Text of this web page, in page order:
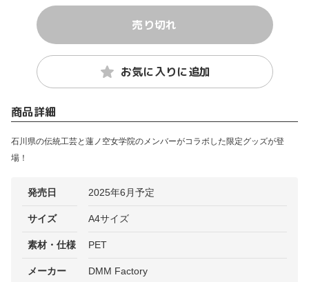
売り切れ
お気に入りに追加
商品詳細
石川県の伝統工芸と蓮ノ空女学院のメンバーがコラボした限定グッズが登
場！
発売日 2025年6月予定
サイズ A4サイズ
素材・仕様 PET
メーカー DMM Factory